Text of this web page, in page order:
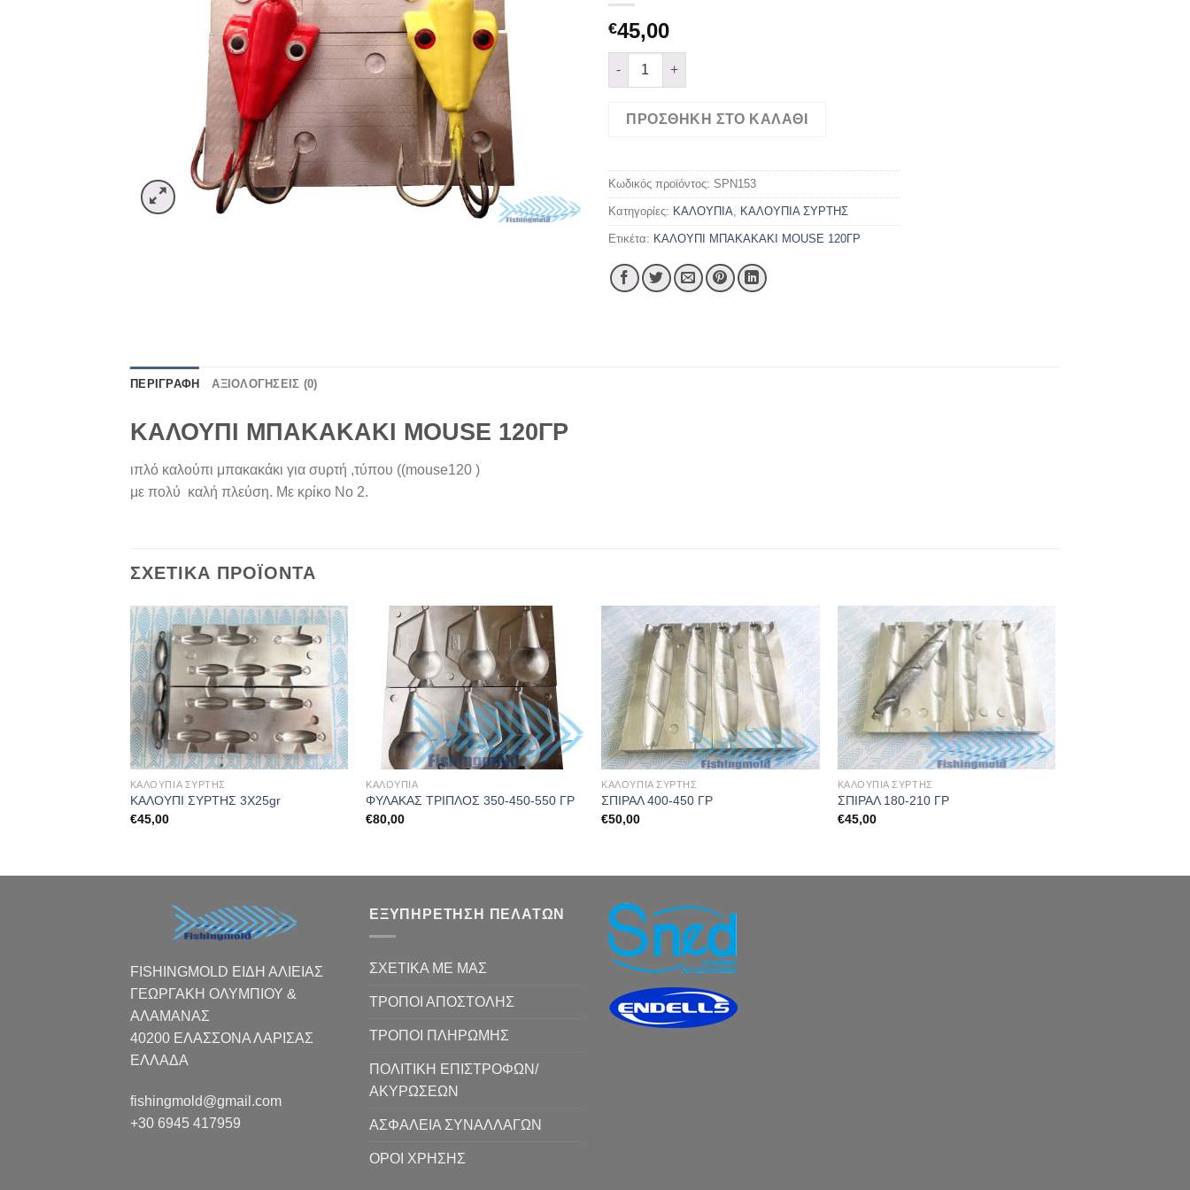
€45,00
ΜΠΑΚΑΚΑΚΙ MOUSE ΣΕ 120ΓΡ ποσότητα
ΠΡΟΣΘΉΚΗ ΣΤΟ ΚΑΛΆΘΙ
Κωδικός προϊόντος: SPN153
Κατηγορίες: ΚΑΛΟΥΠΙΑ ΚΑΛΟΥΠΙΑ ΣΥΡΤΗΣ
Ετικέτα: ΚΑΛΟΥΠΙ ΜΠΑΚΑΚΑΚΙ MOUSE 120ΓΡ
ΠΕΡΙΓΡΑΦΉ ΑΞΙΟΛΟΓΉΣΕΙΣ (0)
ΚΑΛΟΥΠΙ ΜΠΑΚΑΚΑΚΙ MOUSE 120ΓΡ
ιπλό καλούπι μπακακάκι για συρτή ,τύπου ((mouse120 )
με πολύ καλή πλεύση. Με κρίκο Νο 2.
ΣΧΕΤΙΚΆ ΠΡΟΪΌΝΤΑ
ΚΑΛΟΥΠΙΑ ΣΥΡΤΗΣ
ΚΑΛΟΥΠΙ ΣΥΡΤΗΣ 3Χ25gr
€45,00
ΚΑΛΟΥΠΙΑ
ΦΥΛΑΚΑΣ ΤΡΙΠΛΟΣ 350-450-550 ΓΡ
€80,00
ΚΑΛΟΥΠΙΑ ΣΥΡΤΗΣ
ΣΠΙΡΑΛ 400-450 ΓΡ
€50,00
ΚΑΛΟΥΠΙΑ ΣΥΡΤΗΣ
ΣΠΙΡΑΛ 180-210 ΓΡ
€45,00
FISHINGMOLD ΕΙΔΗ ΑΛΙΕΙΑΣ
ΓΕΩΡΓΑΚΗ ΟΛΥΜΠΙΟΥ &
ΑΛΑΜΑΝΑΣ
40200 ΕΛΑΣΣΟΝΑ ΛΑΡΙΣΑΣ
EΛΛΑΔΑ
fishingmold@gmail.com
+30 6945 417959
ΕΞΥΠΗΡΕΤΗΣΗ ΠΕΛΑΤΩΝ
ΣΧΕΤΙΚΑ ΜΕ ΜΑΣ
ΤΡΟΠΟΙ ΑΠΟΣΤΟΛΗΣ
ΤΡΟΠΟΙ ΠΛΗΡΩΜΗΣ
ΠΟΛΙΤΙΚΗ ΕΠΙΣΤΡΟΦΩΝ/
ΑΚΥΡΩΣΕΩΝ
ΑΣΦΑΛΕΙΑ ΣΥΝΑΛΛΑΓΩΝ
ΟΡΟΙ ΧΡΗΣΗΣ